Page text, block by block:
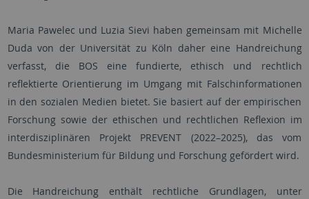
Maria Pawelec und Luzia Sievi haben gemeinsam mit Michelle
Duda von der Universität zu Köln daher eine Handreichung
verfasst, die BOS eine fundierte, ethisch und rechtlich
reflektierte Orientierung im Umgang mit Falschinformationen
in den sozialen Medien bietet. Sie basiert auf der empirischen
Forschung sowie der ethischen und rechtlichen Reflexion im
interdisziplinären Projekt PREVENT (2022–2025), das vom
Bundesministerium für Bildung und Forschung gefördert wird.
Die Handreichung enthält rechtliche Grundlagen, unter